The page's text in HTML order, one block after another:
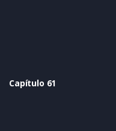
Capítulo 61